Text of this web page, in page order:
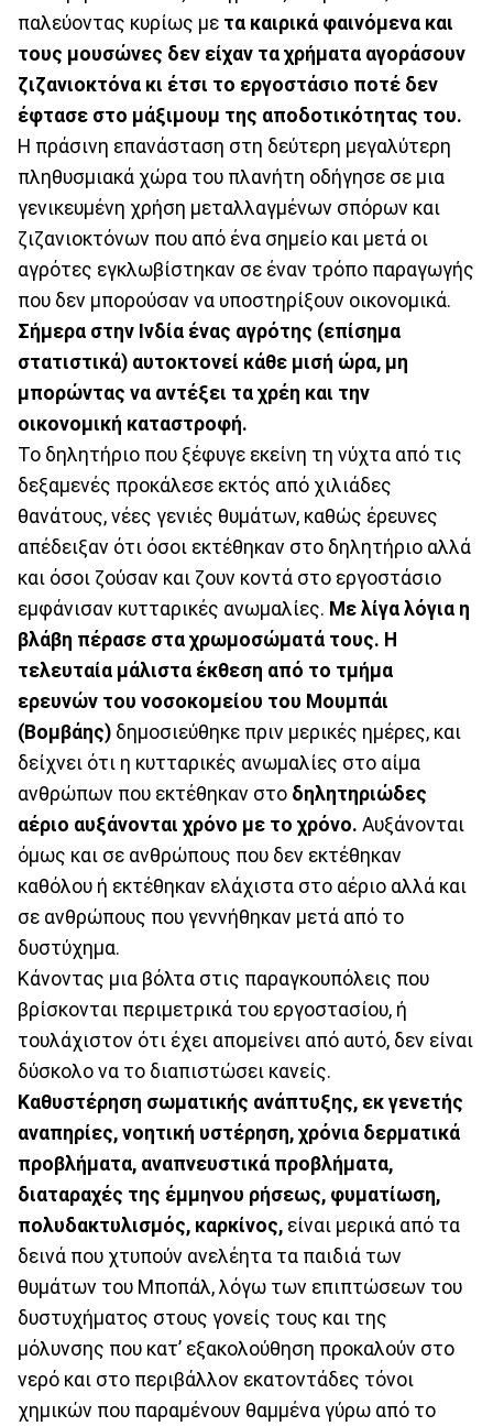
παλεύοντας κυρίως με τα καιρικά φαινόμενα και
τους μουσώνες δεν είχαν τα χρήματα αγοράσουν
ζιζανιοκτόνα κι έτσι το εργοστάσιο ποτέ δεν
έφτασε στο μάξιμουμ της αποδοτικότητας του.
Η πράσινη επανάσταση στη δεύτερη μεγαλύτερη
πληθυσμιακά χώρα του πλανήτη οδήγησε σε μια
γενικευμένη χρήση μεταλλαγμένων σπόρων και
ζιζανιοκτόνων που από ένα σημείο και μετά οι
αγρότες εγκλωβίστηκαν σε έναν τρόπο παραγωγής
που δεν μπορούσαν να υποστηρίξουν οικονομικά.
Σήμερα στην Ινδία ένας αγρότης (επίσημα
στατιστικά) αυτοκτονεί κάθε μισή ώρα, μη
μπορώντας να αντέξει τα χρέη και την
οικονομική καταστροφή.
Το δηλητήριο που ξέφυγε εκείνη τη νύχτα από τις
δεξαμενές προκάλεσε εκτός από χιλιάδες
θανάτους, νέες γενιές θυμάτων, καθώς έρευνες
απέδειξαν ότι όσοι εκτέθηκαν στο δηλητήριο αλλά
και όσοι ζούσαν και ζουν κοντά στο εργοστάσιο
εμφάνισαν κυτταρικές ανωμαλίες. Με λίγα λόγια η
βλάβη πέρασε στα χρωμοσώματά τους. Η
τελευταία μάλιστα έκθεση από το τμήμα
ερευνών του νοσοκομείου του Μουμπάι
(Βομβάης) δημοσιεύθηκε πριν μερικές ημέρες, και
δείχνει ότι η κυτταρικές ανωμαλίες στο αίμα
ανθρώπων που εκτέθηκαν στο δηλητηριώδες
αέριο αυξάνονται χρόνο με το χρόνο. Αυξάνονται
όμως και σε ανθρώπους που δεν εκτέθηκαν
καθόλου ή εκτέθηκαν ελάχιστα στο αέριο αλλά και
σε ανθρώπους που γεννήθηκαν μετά από το
δυστύχημα.
Κάνοντας μια βόλτα στις παραγκουπόλεις που
βρίσκονται περιμετρικά του εργοστασίου, ή
τουλάχιστον ότι έχει απομείνει από αυτό, δεν είναι
δύσκολο να το διαπιστώσει κανείς.
Καθυστέρηση σωματικής ανάπτυξης, εκ γενετής
αναπηρίες, νοητική υστέρηση, χρόνια δερματικά
προβλήματα, αναπνευστικά προβλήματα,
διαταραχές της έμμηνου ρήσεως, φυματίωση,
πολυδακτυλισμός, καρκίνος, είναι μερικά από τα
δεινά που χτυπούν ανελέητα τα παιδιά των
θυμάτων του Μποπάλ, λόγω των επιπτώσεων του
δυστυχήματος στους γονείς τους και της
μόλυνσης που κατ’ εξακολούθηση προκαλούν στο
νερό και στο περιβάλλον εκατοντάδες τόνοι
χημικών που παραμένουν θαμμένα γύρω από το